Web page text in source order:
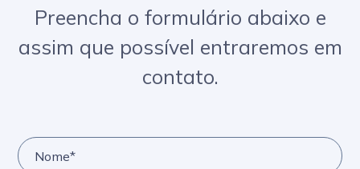
Preencha o formulário abaixo e
assim que possível entraremos em
contato.